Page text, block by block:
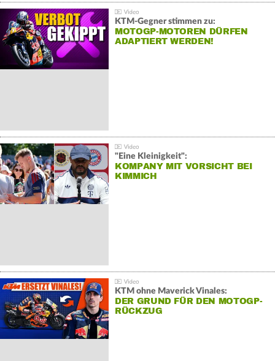
KTM-Gegner stimmen zu:
MOTOGP-MOTOREN DÜRFEN
ADAPTIERT WERDEN!
"Eine Kleinigkeit":
KOMPANY MIT VORSICHT BEI
KIMMICH
KTM ohne Maverick Vinales:
DER GRUND FÜR DEN MOTOGP-
RÜCKZUG